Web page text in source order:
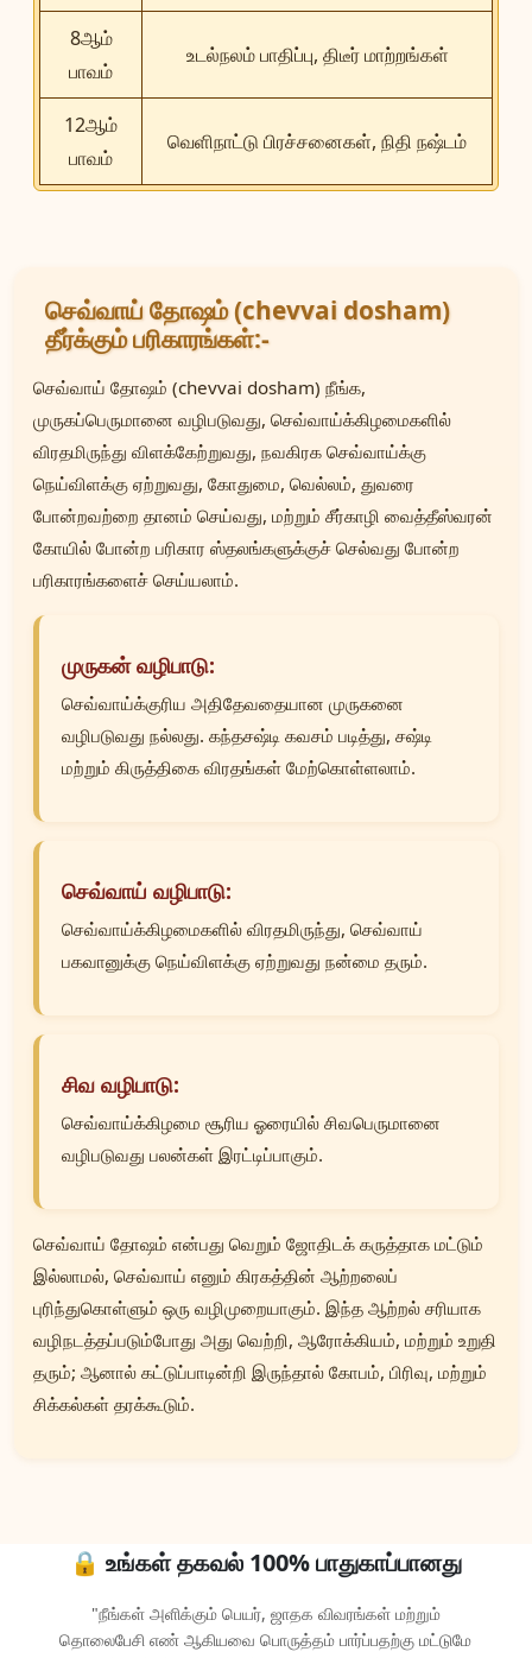
8ஆம்
பாவம்
உடல்நலம் பாதிப்பு, திடீர் மாற்றங்கள்
12ஆம்
பாவம்
வெளிநாட்டு பிரச்சனைகள், நிதி நஷ்டம்
செவ்வாய் தோஷம் (chevvai dosham)
தீர்க்கும் பரிகாரங்கள்:-
செவ்வாய் தோஷம் (chevvai dosham) நீங்க,
முருகப்பெருமானை வழிபடுவது, செவ்வாய்க்கிழமைகளில்
விரதமிருந்து விளக்கேற்றுவது, நவகிரக செவ்வாய்க்கு
நெய்விளக்கு ஏற்றுவது, கோதுமை, வெல்லம், துவரை
போன்றவற்றை தானம் செய்வது, மற்றும் சீர்காழி வைத்தீஸ்வரன்
கோயில் போன்ற பரிகார ஸ்தலங்களுக்குச் செல்வது போன்ற
பரிகாரங்களைச் செய்யலாம்.
முருகன் வழிபாடு:
செவ்வாய்க்குரிய அதிதேவதையான முருகனை
வழிபடுவது நல்லது. கந்தசஷ்டி கவசம் படித்து, சஷ்டி
மற்றும் கிருத்திகை விரதங்கள் மேற்கொள்ளலாம்.
செவ்வாய் வழிபாடு:
செவ்வாய்க்கிழமைகளில் விரதமிருந்து, செவ்வாய்
பகவானுக்கு நெய்விளக்கு ஏற்றுவது நன்மை தரும்.
சிவ வழிபாடு:
செவ்வாய்க்கிழமை சூரிய ஓரையில் சிவபெருமானை
வழிபடுவது பலன்கள் இரட்டிப்பாகும்.
செவ்வாய் தோஷம் என்பது வெறும் ஜோதிடக் கருத்தாக மட்டும்
இல்லாமல், செவ்வாய் எனும் கிரகத்தின் ஆற்றலைப்
புரிந்துகொள்ளும் ஒரு வழிமுறையாகும். இந்த ஆற்றல் சரியாக
வழிநடத்தப்படும்போது அது வெற்றி, ஆரோக்கியம், மற்றும் உறுதி
தரும்; ஆனால் கட்டுப்பாடின்றி இருந்தால் கோபம், பிரிவு, மற்றும்
சிக்கல்கள் தரக்கூடும்.
🔒 உங்கள் தகவல் 100% பாதுகாப்பானது
"நீங்கள் அளிக்கும் பெயர், ஜாதக விவரங்கள் மற்றும்
தொலைபேசி எண் ஆகியவை பொருத்தம் பார்ப்பதற்கு மட்டுமே